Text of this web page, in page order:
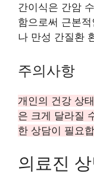
간이식은 간암
함으로써 근본
나 만성 간질환
주의사항
개인의 건강 상
은 크게 달라질
한 상담이 필요
의료진